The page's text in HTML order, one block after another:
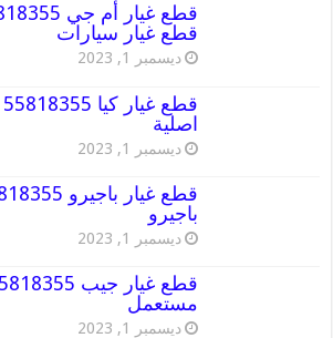
قطع غيار سيارات
ديسمبر 1, 2023
اصلية
ديسمبر 1, 2023
باجيرو
ديسمبر 1, 2023
مستعمل
ديسمبر 1, 2023